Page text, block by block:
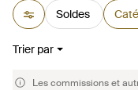
Soldes
Trier par
Les commissions et